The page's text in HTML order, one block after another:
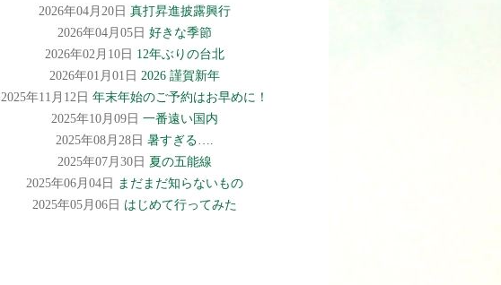
2026年04月20日 真打昇進披露興行
2026年04月05日 好きな季節
2026年02月10日 12年ぶりの台北
2026年01月01日 2026 謹賀新年
2025年11月12日 年末年始のご予約はお早めに！
2025年10月09日 一番遠い国内
2025年08月28日 暑すぎる….
2025年07月30日 夏の五能線
2025年06月04日 まだまだ知らないもの
2025年05月06日 はじめて行ってみた